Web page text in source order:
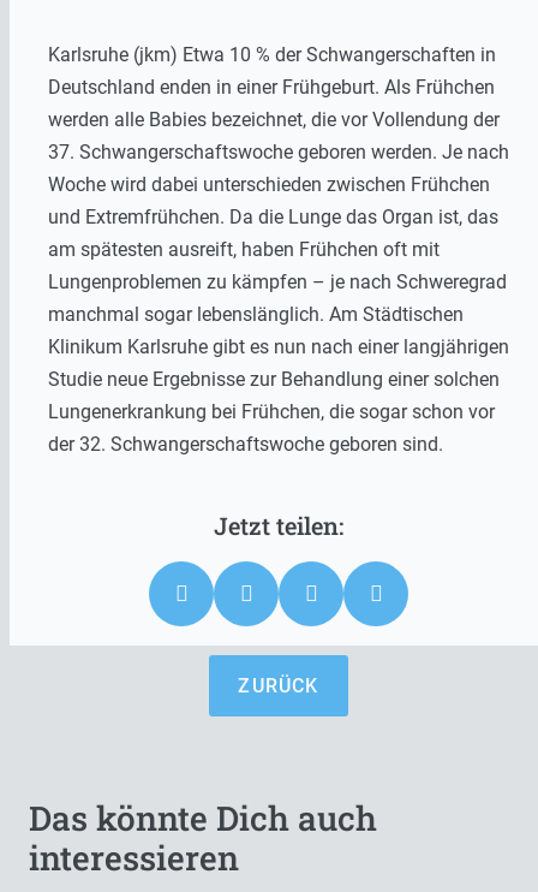
Karlsruhe (jkm) Etwa 10 % der Schwangerschaften in
Deutschland enden in einer Frühgeburt. Als Frühchen
werden alle Babies bezeichnet, die vor Vollendung der
37. Schwangerschaftswoche geboren werden. Je nach
Woche wird dabei unterschieden zwischen Frühchen
und Extremfrühchen. Da die Lunge das Organ ist, das
am spätesten ausreift, haben Frühchen oft mit
Lungenproblemen zu kämpfen – je nach Schweregrad
manchmal sogar lebenslänglich. Am Städtischen
Klinikum Karlsruhe gibt es nun nach einer langjährigen
Studie neue Ergebnisse zur Behandlung einer solchen
Lungenerkrankung bei Frühchen, die sogar schon vor
der 32. Schwangerschaftswoche geboren sind.
ZURÜCK
Das könnte Dich auch
interessieren